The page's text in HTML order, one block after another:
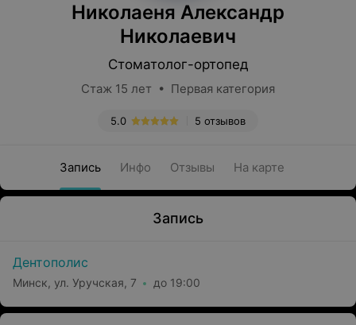
Николаеня Александр
Николаевич
Стоматолог-ортопед
Стаж 15 лет • Первая категория
5 отзывов
5.0
Запись Инфо Отзывы На карте
Запись
Дентополис
Минск, ул. Уручская, 7 до 19:00